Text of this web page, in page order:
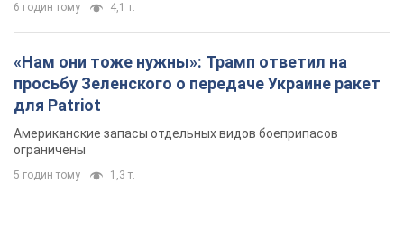
6 годин тому 4,1 т.
«Нам они тоже нужны»: Трамп ответил на
просьбу Зеленского о передаче Украине ракет
для Patriot
Американские запасы отдельных видов боеприпасов
ограничены
5 годин тому 1,3 т.